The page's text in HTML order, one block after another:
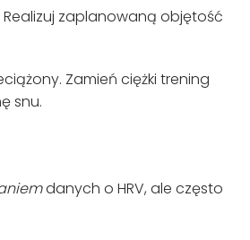
zaplanowaną objętość
Zamień ciężki trening
snu.
danych o HRV, ale często